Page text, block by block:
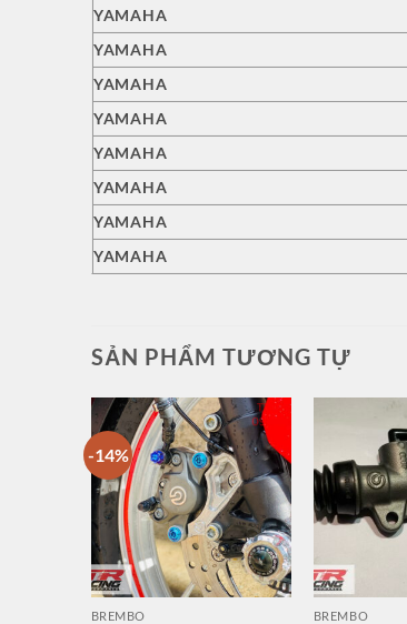
YAMAHA
YAMAHA
YAMAHA
YAMAHA
YAMAHA
YAMAHA
YAMAHA
YAMAHA
SẢN PHẨM TƯƠNG TỰ
-14%
BREMBO BREMBO